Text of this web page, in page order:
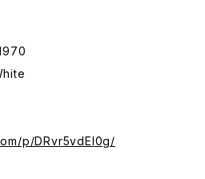
p/DRvr5vdEl0g/